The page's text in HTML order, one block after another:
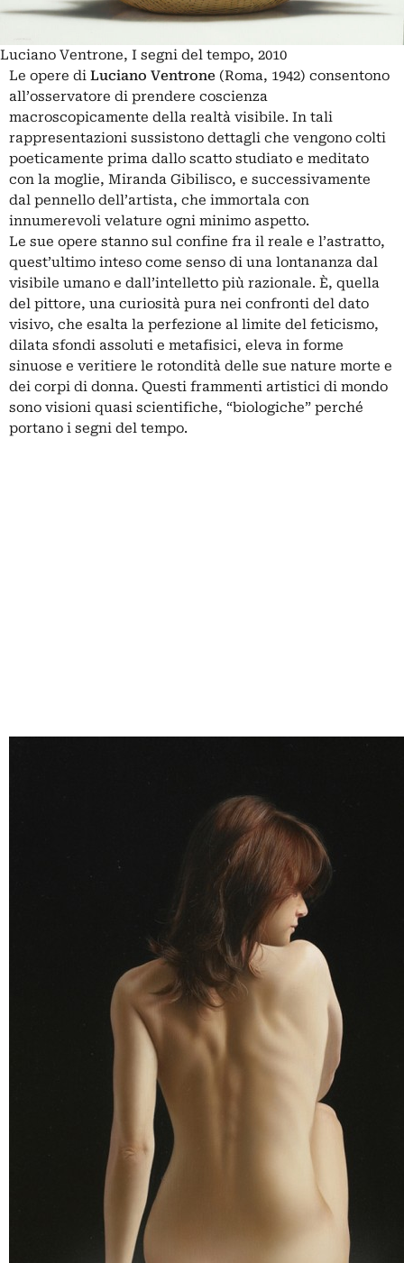
Luciano Ventrone, I segni del tempo, 2010
Le opere di Luciano Ventrone (Roma, 1942) consentono
all’osservatore di prendere coscienza
macroscopicamente della realtà visibile. In tali
rappresentazioni sussistono dettagli che vengono colti
poeticamente prima dallo scatto studiato e meditato
con la moglie, Miranda Gibilisco, e successivamente
dal pennello dell’artista, che immortala con
innumerevoli velature ogni minimo aspetto.
Le sue opere stanno sul confine fra il reale e l’astratto,
quest’ultimo inteso come senso di una lontananza dal
visibile umano e dall’intelletto più razionale. È, quella
del pittore, una curiosità pura nei confronti del dato
visivo, che esalta la perfezione al limite del feticismo,
dilata sfondi assoluti e metafisici, eleva in forme
sinuose e veritiere le rotondità delle sue nature morte e
dei corpi di donna. Questi frammenti artistici di mondo
sono visioni quasi scientifiche, “biologiche” perché
portano i segni del tempo.